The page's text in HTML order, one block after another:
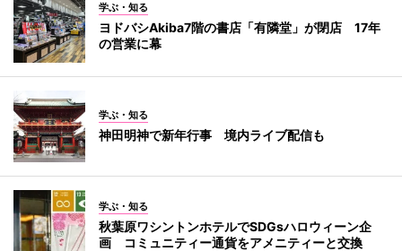
学ぶ・知る
ヨドバシAkiba7階の書店「有隣堂」が閉店 17年
の営業に幕
学ぶ・知る
神田明神で新年行事 境内ライブ配信も
学ぶ・知る
秋葉原ワシントンホテルでSDGsハロウィーン企
画 コミュニティー通貨をアメニティーと交換